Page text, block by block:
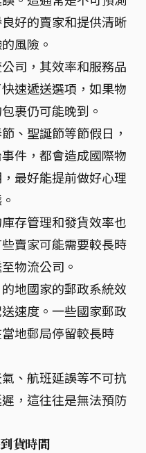
好的賣家和提供清晰
風險。
司，其效率和服務品
速遞送選項，如果物
裹仍可能晚到。
、聖誕節等節假日，
件，都會造成國際物
最好能提前做好心理
存管理和發貨效率也
賣家可能需要較長時
物流公司。
的地國家的郵政系統效
速度。一些國家郵政
地郵局停留較長時
、航班延誤等不可抗
，這往往是無法預防
貨時間